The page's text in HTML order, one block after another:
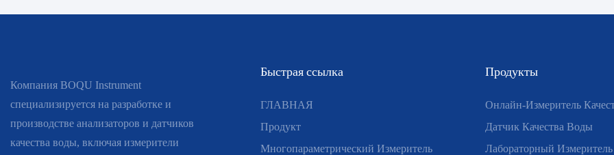
Компания BOQU Instrument
специализируется на разработке и
производстве анализаторов и датчиков
качества воды, включая измерители
Быстрая ссылка
ГЛАВНАЯ
Продукт
Многопараметрический Измеритель
Продукты
Онлайн-Измеритель
Датчик Качества Воды
Лабораторный Измеритель